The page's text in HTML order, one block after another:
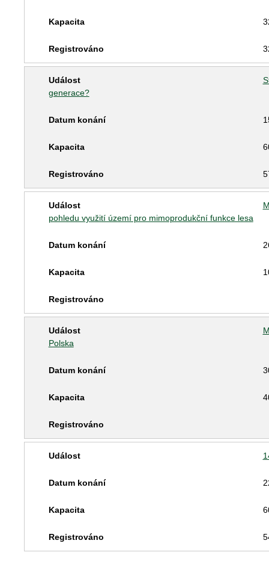
generace?
pohledu využití území pro mimoprodukční funkce lesa
Polska